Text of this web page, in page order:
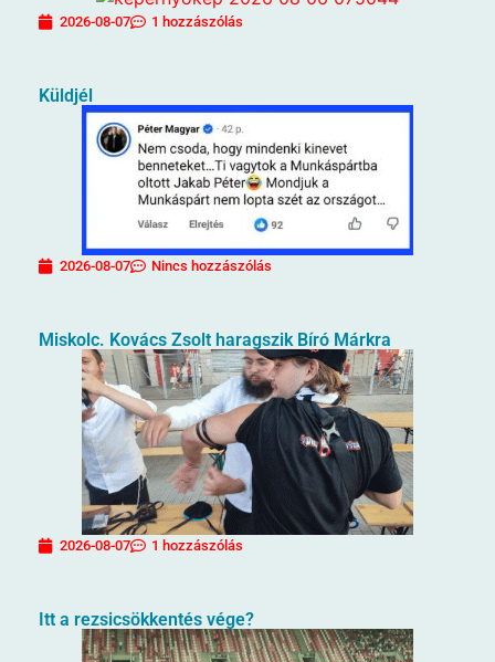
2026-08-07 1 hozzászólás
Küldjél
2026-08-07 Nincs hozzászólás
Miskolc. Kovács Zsolt haragszik Bíró Márkra
2026-08-07 1 hozzászólás
Itt a rezsicsökkentés vége?